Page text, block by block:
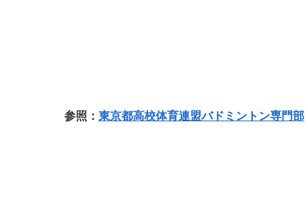
参照： 東京都高校体育連盟バドミントン専門部